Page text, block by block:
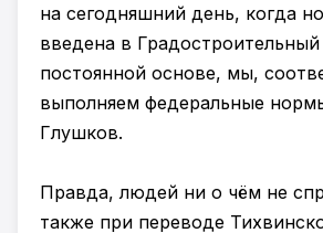
на сегодняшний день, когда
введена в
постоянной основе, мы,
выполняем федеральные
Глушков.
Правда, людей ни о чём не
также при переводе